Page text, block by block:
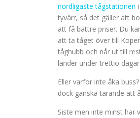
nordligaste tågstationen
tyvärr, så det gäller att
att få bättre priser. Du
att ta tåget över till
tåghubb och når ut till
länder under trettio
Eller varför inte åka
dock ganska tärande att
Siste men inte minst har